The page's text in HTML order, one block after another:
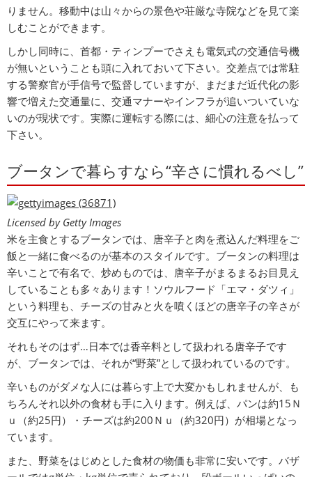
りません。移動中は山々からの景色や荘厳な寺院などを見て楽
しむことができます。
しかし同時に、首都・ティンプーでさえも電気式の交通信号機
が無いということも頭に入れておいて下さい。交差点では常駐
する警察官が手信号で監督していますが、まだまだ近代化の影
響で増えた交通量に、交通マナーやインフラが追いついていな
いのが現状です。実際に運転する際には、細心の注意を払って
下さい。
ブータンで暮らすなら“辛さに慣れるべし”
Licensed by Getty Images
米を主食とするブータンでは、唐辛子と肉を煮込んだ料理をご
飯と一緒に食べるのが基本のスタイルです。ブータンの料理は
辛いことで有名で、炒めものでは、唐辛子がまるまるお目見え
していることも多々あります！ソウルフード「エマ・ダツィ」
という料理も、チーズの甘みと火を噴くほどの唐辛子の辛さが
交互にやって来ます。
それもそのはず…日本では香辛料として扱われる唐辛子です
が、ブータンでは、それが“野菜”として扱われているのです。
辛いものがダメな人には暮らす上で大変かもしれませんが、も
ちろんそれ以外の食材も手に入ります。例えば、パンは約15Ｎ
ｕ（約25円）・チーズは約200Ｎｕ（約320円）が相場となっ
ています。
また、野菜をはじめとした食材の物価も非常に安いです。バザ